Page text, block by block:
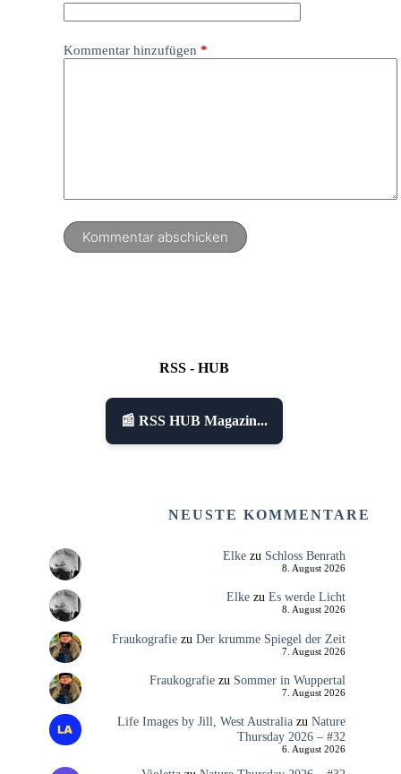
Kommentar hinzufügen *
Kommentar abschicken
RSS - HUB
📰 RSS HUB Magazin...
NEUSTE KOMMENTARE
Elkezu Schloss Benrath
8. August 2026
Elkezu Es werde Licht
8. August 2026
Fraukografiezu Der krumme Spiegel der Zeit
7. August 2026
Fraukografiezu Sommer in Wuppertal
7. August 2026
Life Images by Jill, West Australiazu Nature
Thursday 2026 – #32
6. August 2026